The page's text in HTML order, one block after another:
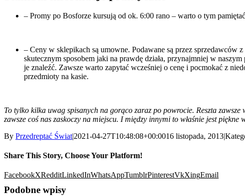
– Promy po Bosforze kursują od ok. 6:00 rano – warto o tym
– Ceny w sklepikach są umowne. Podawane są przez
skutecznym sposobem jaki na prawdę działa, przynajmniej w
je znaleźć. Zawsze warto zapytać wcześniej o cenę i pocmokać z
przedmioty na kasie.
To tylko kilka uwag spisanych na gorąco zaraz po powrocie. Reszta
zawsze coś nas zaskoczy na miejscu. I między innymi to właśnie jest
By Przedreptać Świat|2021-04-27T10:48:08+00:0016 listopada, 2013|
Share This Story, Choose Your Platform!
FacebookXRedditLinkedInWhatsAppTumblrPinterestVkXingEmail
Podobne wpisy